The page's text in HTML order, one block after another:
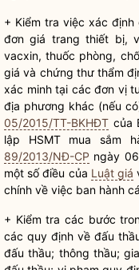
+ Kiểm tra việc xác
đơn giá trang thiết bị,
vacxin, thuốc phòng,
giá và chứng thư thẩm
xác minh tại các đơn vị
địa phương khác (nếu
05/2015/TT-BKHĐT của
lập HSMT mua sắm
89/2013/NĐ-CP ngày
một số điều của Luật giá
chính về việc ban hành
+ Kiểm tra các bước
các quy định về đấu
đấu thầu; thông thầu;